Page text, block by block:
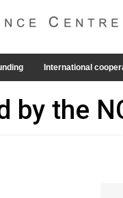
International
by the